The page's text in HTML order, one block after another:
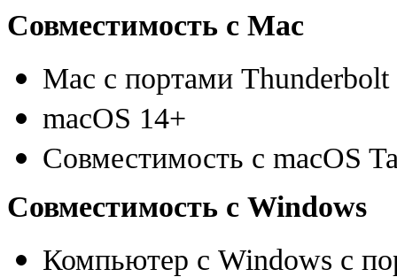
Совместимость с Mac
Mac с портами
macOS 14+
Совместимость с macOS
Совместимость с Windows
Компьютер с Windows с